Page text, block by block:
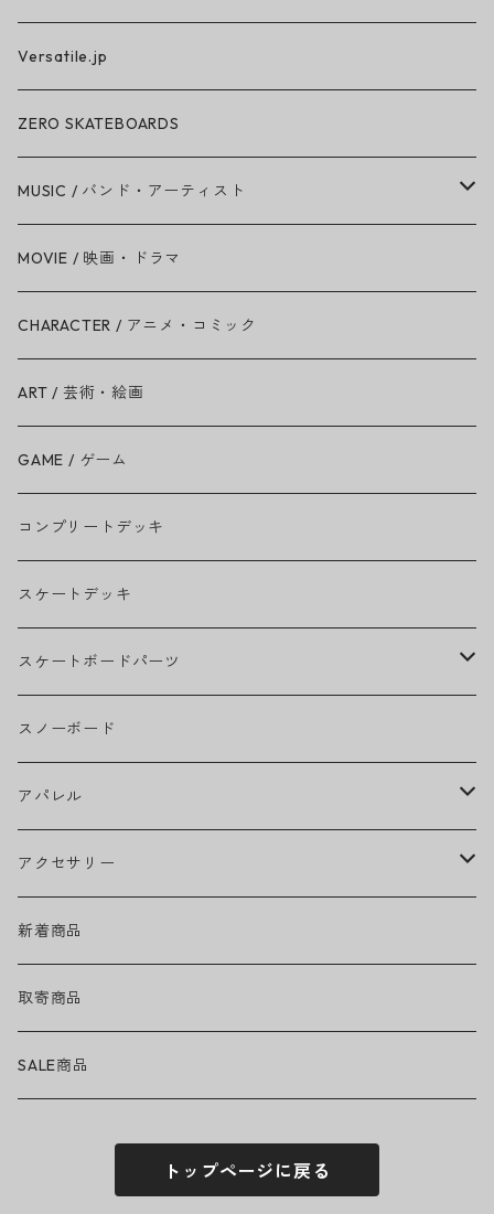
Versatile.jp
ZERO SKATEBOARDS
MUSIC / バンド・アーティスト
Amy Winehouse
Ariana Grande
BAD RELIGION
BEASTIE BOYS
THE BEATLES
BILLIE EILISH
BOB MARLEY
CAMILA CABELLO
Ed Sheeran
EMINEM
GREEN DAY
GUNS N' ROSES
LADY GAGA
MICHAEL JACKSON
MOVIE / 映画・ドラマ
CHARACTER / アニメ・コミック
ART / 芸術・絵画
GAME / ゲーム
コンプリートデッキ
スケートデッキ
スケートボードパーツ
グリップテープ
ウィール
ベアリング
トラック
ヘルメット・プロテクター
アクセサリー・小物
スノーボード
アパレル
ヘッドウェア
キャップ
ハット
ネックウェア
トップス
Tシャツ・ロングTシャツ
ボトムス
パンツ・ズボン
アクセサリー
ハードグッズ
バッグ・ポーチ
サングラス
新着商品
取寄商品
SALE商品
トップページに戻る